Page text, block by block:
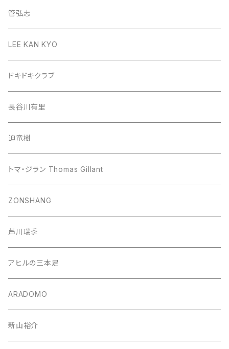
管弘志
LEE KAN KYO
ドキドキクラブ
長谷川有里
迫竜樹
トマ・ジラン Thomas Gillant
ZONSHANG
芦川瑞季
アヒルの三本足
ARADOMO
新山裕介